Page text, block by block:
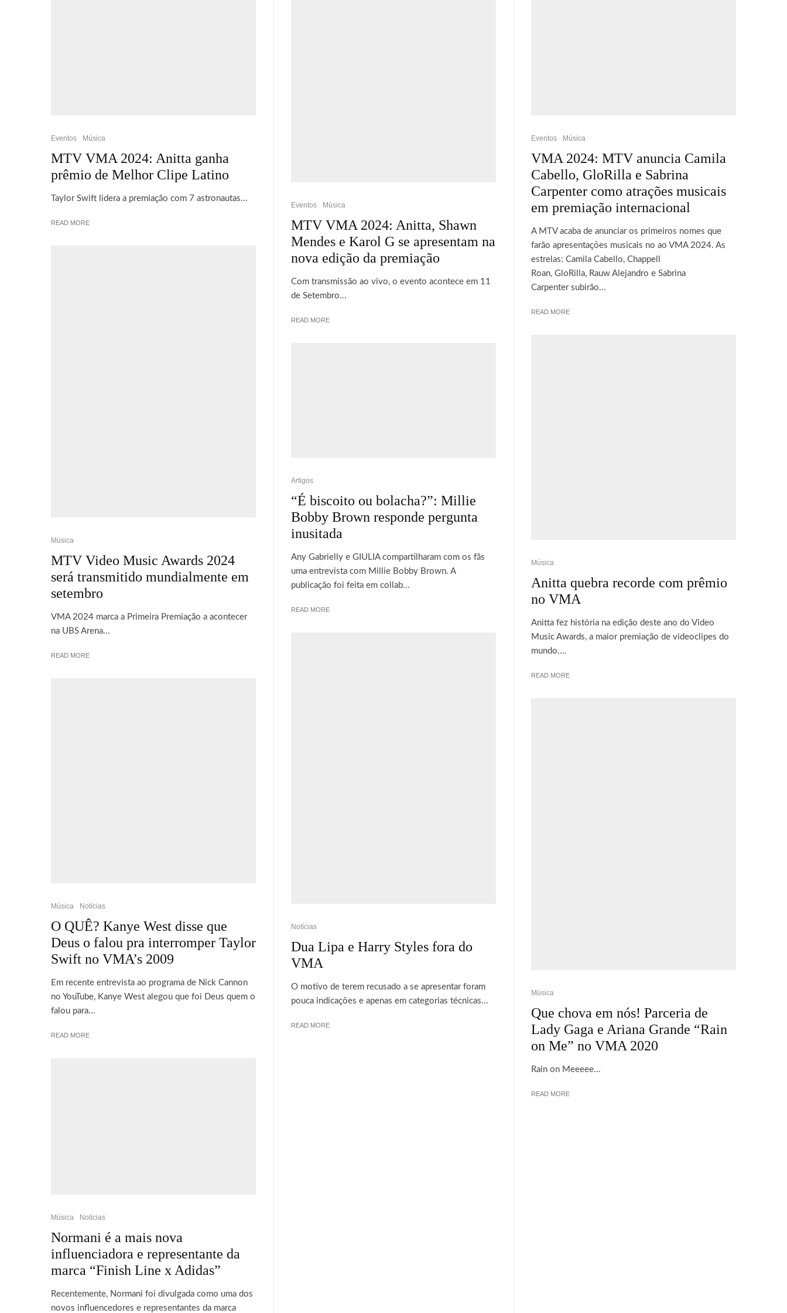
Eventos Música
MTV VMA 2024: Anitta ganha
prêmio de Melhor Clipe Latino
Taylor Swift lidera a premiação com 7 astronautas...
READ MORE
Música
MTV Video Music Awards 2024
será transmitido mundialmente em
setembro
VMA 2024 marca a Primeira Premiação a acontecer
na UBS Arena...
READ MORE
Música Notícias
O QUÊ? Kanye West disse que
Deus o falou pra interromper Taylor
Swift no VMA’s 2009
Em recente entrevista ao programa de Nick Cannon
no YouTube, Kanye West alegou que foi Deus quem o
falou para...
READ MORE
Música Notícias
Normani é a mais nova
influenciadora e representante da
marca “Finish Line x Adidas”
Recentemente, Normani foi divulgada como uma dos
novos influencedores e representantes da marca
Eventos Música
MTV VMA 2024: Anitta, Shawn
Mendes e Karol G se apresentam na
nova edição da premiação
Com transmissão ao vivo, o evento acontece em 11
de Setembro...
READ MORE
Artigos
“É biscoito ou bolacha?”: Millie
Bobby Brown responde pergunta
inusitada
Any Gabrielly e GIULIA compartilharam com os fãs
uma entrevista com Millie Bobby Brown. A
publicação foi feita em collab...
READ MORE
Notícias
Dua Lipa e Harry Styles fora do
VMA
O motivo de terem recusado a se apresentar foram
pouca indicações e apenas em categorias técnicas...
READ MORE
Eventos Música
VMA 2024: MTV anuncia Camila
Cabello, GloRilla e Sabrina
Carpenter como atrações musicais
em premiação internacional
A MTV acaba de anunciar os primeiros nomes que
farão apresentações musicais no ao VMA 2024. As
estrelas: Camila Cabello, Chappell
Roan, GloRilla, Rauw Alejandro e Sabrina
Carpenter subirão...
READ MORE
Música
Anitta quebra recorde com prêmio
no VMA
Anitta fez história na edição deste ano do Video
Music Awards, a maior premiação de videoclipes do
mundo....
READ MORE
Música
Que chova em nós! Parceria de
Lady Gaga e Ariana Grande “Rain
on Me” no VMA 2020
Rain on Meeeee...
READ MORE